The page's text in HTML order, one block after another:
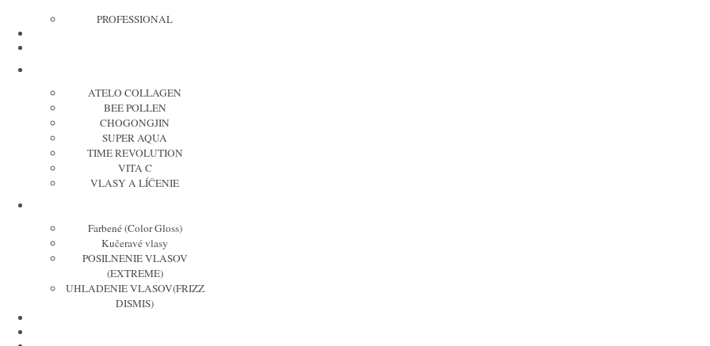
PROFESSIONAL
ATELO COLLAGEN
BEE POLLEN
CHOGONGJIN
SUPER AQUA
TIME REVOLUTION
VITA C
VLASY A LÍČENIE
Farbené (Color Gloss)
Kučeravé vlasy
POSILNENIE VLASOV
(EXTREME)
UHLADENIE VLASOV(FRIZZ
DISMIS)